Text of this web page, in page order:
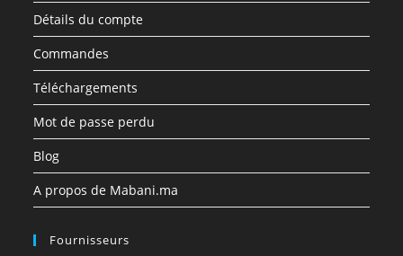
Détails du compte
Commandes
Téléchargements
Mot de passe perdu
Blog
A propos de Mabani.ma
Fournisseurs